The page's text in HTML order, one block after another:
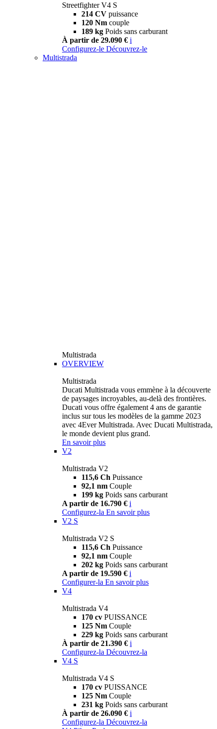
Streetfighter V4 S
214 CV puissance
120 Nm couple
189 kg Poids sans carburant
À partir de 29.090 € i
Configurez-le Découvrez-le
Multistrada
Multistrada
OVERVIEW
Multistrada
Ducati Multistrada vous emmène à la découverte
de paysages incroyables, au-delà des frontières.
Ducati vous offre également 4 ans de garantie
inclus sur tous les modèles de la gamme 2023
avec 4Ever Multistrada. Avec Ducati Multistrada,
le monde devient plus grand.
En savoir plus
V2
Multistrada V2
115,6 Ch Puissance
92,1 nm Couple
199 kg Poids sans carburant
A partir de 16.790 € i
Configurez-la En savoir plus
V2 S
Multistrada V2 S
115,6 Ch Puissance
92,1 nm Couple
202 kg Poids sans carburant
A partir de 19.590 € i
Configurer-la En savoir plus
V4
Multistrada V4
170 cv PUISSANCE
125 Nm Couple
229 kg Poids sans carburant
À partir de 21.390 € i
Configurez-la Découvrez-la
V4 S
Multistrada V4 S
170 cv PUISSANCE
125 Nm Couple
231 kg Poids sans carburant
À partir de 26.090 € i
Configurez-la Découvrez-la